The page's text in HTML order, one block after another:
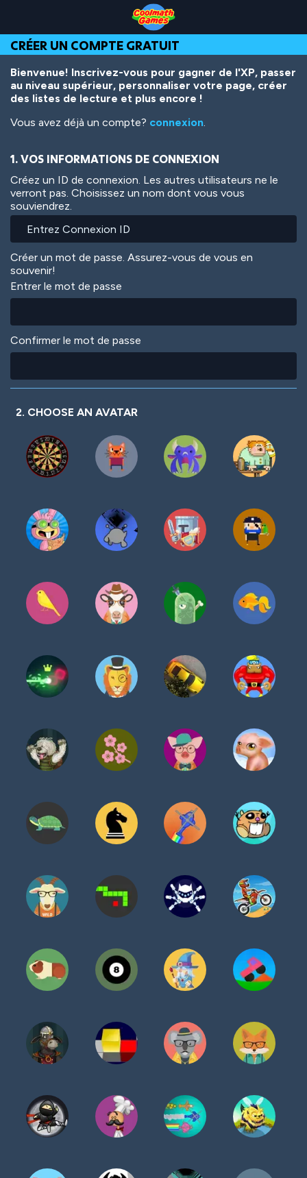
Top
of
Page
Navigation
Main
Content
Footer
contenu
principal
CRÉER UN COMPTE GRATUIT
Bienvenue! Inscrivez-vous pour gagner de l'XP, passer
au niveau supérieur, personnaliser votre page, créer
des listes de lecture et plus encore !
Vous avez déjà un compte? connexion.
1. VOS INFORMATIONS DE CONNEXION
Créez un ID de connexion. Les autres utilisateurs ne le
verront pas. Choisissez un nom dont vous vous
souviendrez.
Créer un mot de passe. Assurez-vous de vous en
souvenir!
Entrer le mot de passe
Confirmer le mot de passe
2. CHOOSE AN AVATAR